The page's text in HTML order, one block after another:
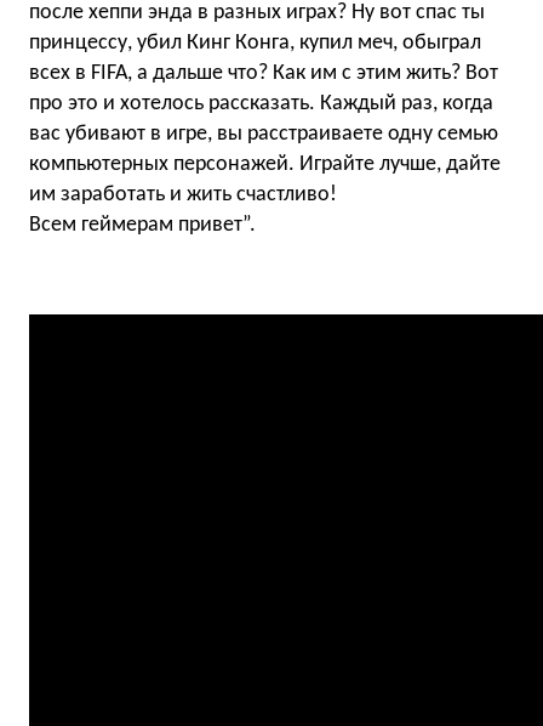
после хеппи энда в разных играх? Ну вот спас ты
принцессу, убил Кинг Конга, купил меч, обыграл
всех в FIFA, а дальше что? Как им с этим жить? Вот
про это и хотелось рассказать. Каждый раз, когда
вас убивают в игре, вы расстраиваете одну семью
компьютерных персонажей. Играйте лучше, дайте
им заработать и жить счастливо!
Всем геймерам привет”.